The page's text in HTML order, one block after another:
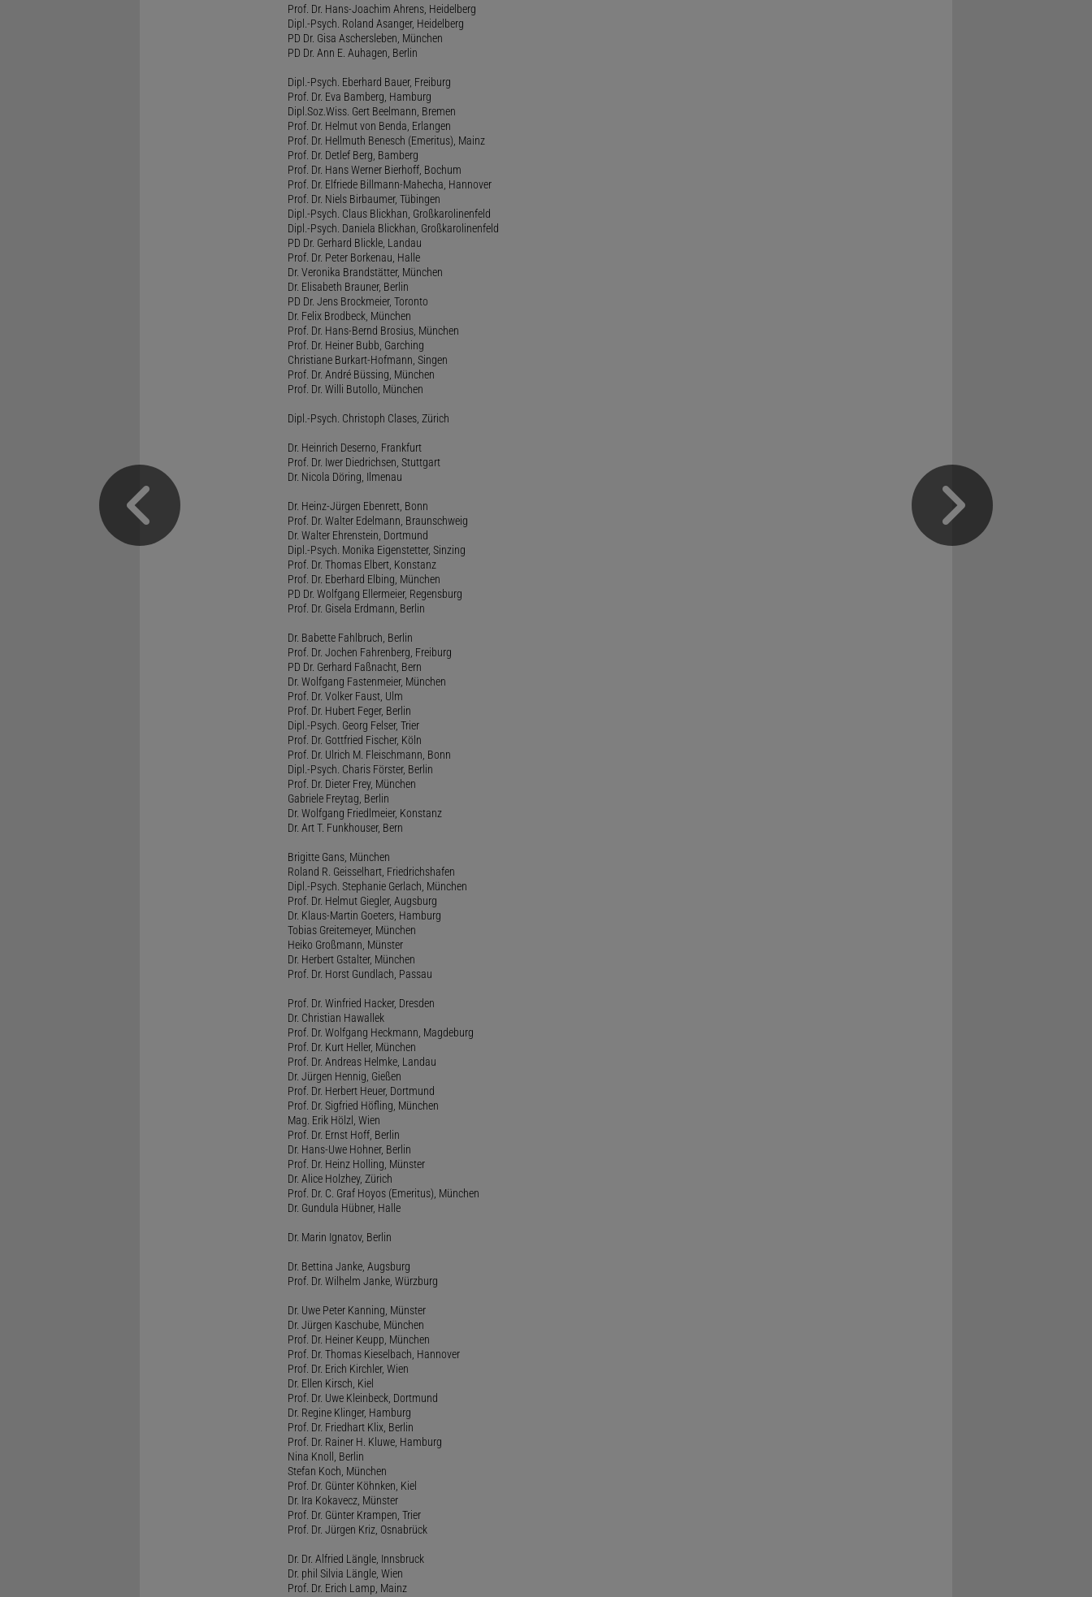
Prof. Dr. Hans-Joachim Ahrens, Heidelberg
Dipl.-Psych. Roland Asanger, Heidelberg
PD Dr. Gisa Aschersleben, München
PD Dr. Ann E. Auhagen, Berlin
Dipl.-Psych. Eberhard Bauer, Freiburg
Prof. Dr. Eva Bamberg, Hamburg
Dipl.Soz.Wiss. Gert Beelmann, Bremen
Prof. Dr. Helmut von Benda, Erlangen
Prof. Dr. Hellmuth Benesch (Emeritus), Mainz
Prof. Dr. Detlef Berg, Bamberg
Prof. Dr. Hans Werner Bierhoff, Bochum
Prof. Dr. Elfriede Billmann-Mahecha, Hannover
Prof. Dr. Niels Birbaumer, Tübingen
Dipl.-Psych. Claus Blickhan, Großkarolinenfeld
Dipl.-Psych. Daniela Blickhan, Großkarolinenfeld
PD Dr. Gerhard Blickle, Landau
Prof. Dr. Peter Borkenau, Halle
Dr. Veronika Brandstätter, München
Dr. Elisabeth Brauner, Berlin
PD Dr. Jens Brockmeier, Toronto
Dr. Felix Brodbeck, München
Prof. Dr. Hans-Bernd Brosius, München
Prof. Dr. Heiner Bubb, Garching
Christiane Burkart-Hofmann, Singen
Prof. Dr. André Büssing, München
Prof. Dr. Willi Butollo, München
Dipl.-Psych. Christoph Clases, Zürich
Dr. Heinrich Deserno, Frankfurt
Prof. Dr. Iwer Diedrichsen, Stuttgart
Dr. Nicola Döring, Ilmenau
Dr. Heinz-Jürgen Ebenrett, Bonn
Prof. Dr. Walter Edelmann, Braunschweig
Dr. Walter Ehrenstein, Dortmund
Dipl.-Psych. Monika Eigenstetter, Sinzing
Prof. Dr. Thomas Elbert, Konstanz
Prof. Dr. Eberhard Elbing, München
PD Dr. Wolfgang Ellermeier, Regensburg
Prof. Dr. Gisela Erdmann, Berlin
Dr. Babette Fahlbruch, Berlin
Prof. Dr. Jochen Fahrenberg, Freiburg
PD Dr. Gerhard Faßnacht, Bern
Dr. Wolfgang Fastenmeier, München
Prof. Dr. Volker Faust, Ulm
Prof. Dr. Hubert Feger, Berlin
Dipl.-Psych. Georg Felser, Trier
Prof. Dr. Gottfried Fischer, Köln
Prof. Dr. Ulrich M. Fleischmann, Bonn
Dipl.-Psych. Charis Förster, Berlin
Prof. Dr. Dieter Frey, München
Gabriele Freytag, Berlin
Dr. Wolfgang Friedlmeier, Konstanz
Dr. Art T. Funkhouser, Bern
Brigitte Gans, München
Roland R. Geisselhart, Friedrichshafen
Dipl.-Psych. Stephanie Gerlach, München
Prof. Dr. Helmut Giegler, Augsburg
Dr. Klaus-Martin Goeters, Hamburg
Tobias Greitemeyer, München
Heiko Großmann, Münster
Dr. Herbert Gstalter, München
Prof. Dr. Horst Gundlach, Passau
Prof. Dr. Winfried Hacker, Dresden
Dr. Christian Hawallek
Prof. Dr. Wolfgang Heckmann, Magdeburg
Prof. Dr. Kurt Heller, München
Prof. Dr. Andreas Helmke, Landau
Dr. Jürgen Hennig, Gießen
Prof. Dr. Herbert Heuer, Dortmund
Prof. Dr. Sigfried Höfling, München
Mag. Erik Hölzl, Wien
Prof. Dr. Ernst Hoff, Berlin
Dr. Hans-Uwe Hohner, Berlin
Prof. Dr. Heinz Holling, Münster
Dr. Alice Holzhey, Zürich
Prof. Dr. C. Graf Hoyos (Emeritus), München
Dr. Gundula Hübner, Halle
Dr. Marin Ignatov, Berlin
Dr. Bettina Janke, Augsburg
Prof. Dr. Wilhelm Janke, Würzburg
Dr. Uwe Peter Kanning, Münster
Dr. Jürgen Kaschube, München
Prof. Dr. Heiner Keupp, München
Prof. Dr. Thomas Kieselbach, Hannover
Prof. Dr. Erich Kirchler, Wien
Dr. Ellen Kirsch, Kiel
Prof. Dr. Uwe Kleinbeck, Dortmund
Dr. Regine Klinger, Hamburg
Prof. Dr. Friedhart Klix, Berlin
Prof. Dr. Rainer H. Kluwe, Hamburg
Nina Knoll, Berlin
Stefan Koch, München
Prof. Dr. Günter Köhnken, Kiel
Dr. Ira Kokavecz, Münster
Prof. Dr. Günter Krampen, Trier
Prof. Dr. Jürgen Kriz, Osnabrück
Dr. Dr. Alfried Längle, Innsbruck
Dr. phil Silvia Längle, Wien
Prof. Dr. Erich Lamp, Mainz